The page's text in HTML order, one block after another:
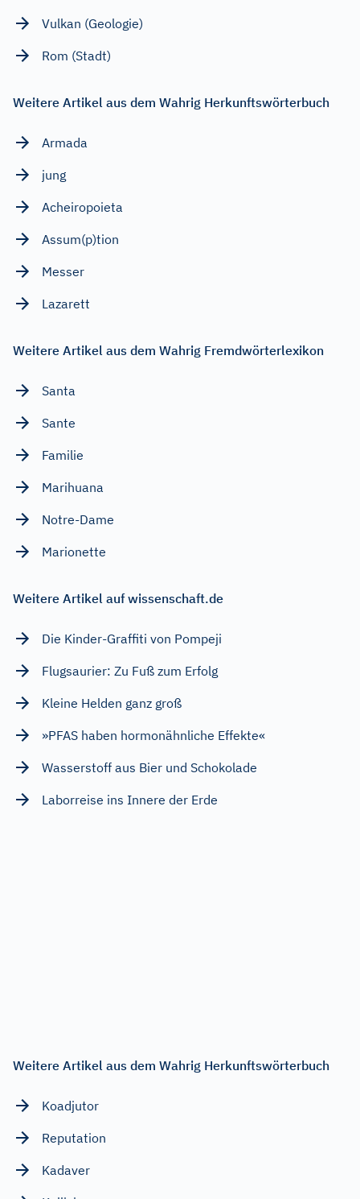
Vulkan (Geologie)
Rom (Stadt)
Weitere Artikel aus dem Wahrig Herkunftswörterbuch
Armada
jung
Acheiropoieta
Assum(p)tion
Messer
Lazarett
Weitere Artikel aus dem Wahrig Fremdwörterlexikon
Santa
Sante
Familie
Marihuana
Notre-Dame
Marionette
Weitere Artikel auf wissenschaft.de
Die Kinder-Graffiti von Pompeji
Flugsaurier: Zu Fuß zum Erfolg
Kleine Helden ganz groß
»PFAS haben hormonähnliche Effekte«
Wasserstoff aus Bier und Schokolade
Laborreise ins Innere der Erde
Weitere Artikel aus dem Wahrig Herkunftswörterbuch
Koadjutor
Reputation
Kadaver